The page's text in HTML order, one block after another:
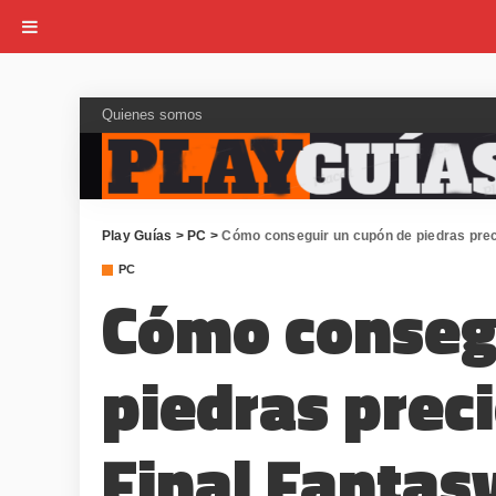
Quienes somos
Play Guías > PC >Cómo conseguir un cupón de piedras
PC
Cómo
piedras